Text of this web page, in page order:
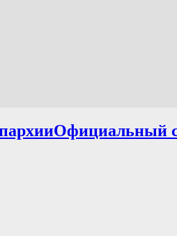
Официальный